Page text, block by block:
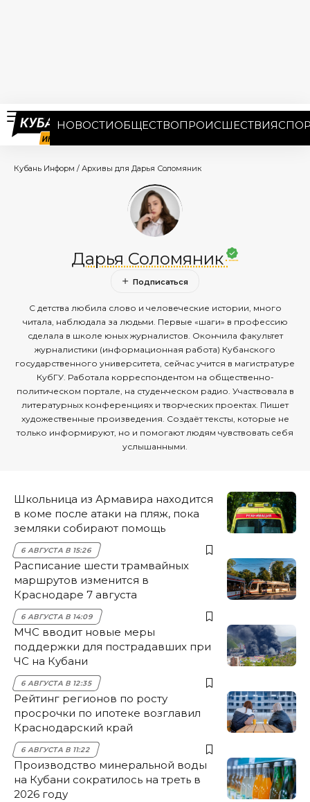
НОВОСТИОБЩЕСТВОПРОИСШЕСТВИЯ
Кубань Информ / Архивы для Дарья Соломяник
Дарья Соломяник
С детства любила слово и человеческие истории, много
читала, наблюдала за людьми. Первые «шаги» в профессию
сделала в школе юных журналистов. Окончила факультет
журналистики (информационная работа) Кубанского
государственного университета, сейчас учится в магистратуре
КубГУ. Работала корреспондентом на общественно-
политическом портале, на студенческом радио. Участвовала в
литературных конференциях и творческих проектах. Пишет
художественные произведения. Создаёт тексты, которые не
только информируют, но и помогают людям чувствовать себя
услышанными.
Школьница из Армавира находится
в коме после атаки на пляж, пока
земляки собирают помощь
6 АВГУСТА В 15:26
Расписание шести трамвайных
маршрутов изменится в
Краснодаре 7 августа
6 АВГУСТА В 14:09
МЧС вводит новые меры
поддержки для пострадавших при
ЧС на Кубани
6 АВГУСТА В 12:35
Рейтинг регионов по росту
просрочки по ипотеке возглавил
Краснодарский край
6 АВГУСТА В 11:22
Производство минеральной воды
на Кубани сократилось на треть в
2026 году